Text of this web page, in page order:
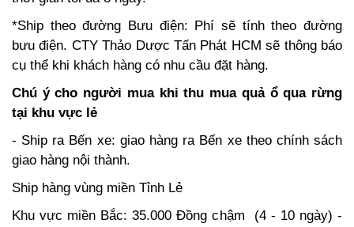
*Ship theo đường Bưu điện: Phí sẽ tính theo đường
bưu điện. CTY Thảo Dược Tấn Phát HCM sẽ thông báo
cụ thể khi khách hàng có nhu cầu đặt hàng.
Chú ý cho người mua khi thu mua quả ổ qua rừng
tại khu vực lẻ
- Ship ra Bến xe: giao hàng ra Bến xe theo chính sách
giao hàng nội thành.
Ship hàng vùng miền Tỉnh Lẻ
Khu vực miền Bắc: 35.000 Đồng chậm (4 - 10 ngày) -